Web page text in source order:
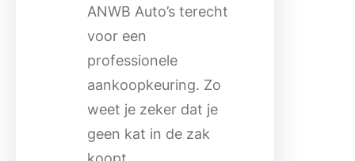
ANWB Auto’s terecht
voor een
professionele
aankoopkeuring. Zo
weet je zeker dat je
geen kat in de zak